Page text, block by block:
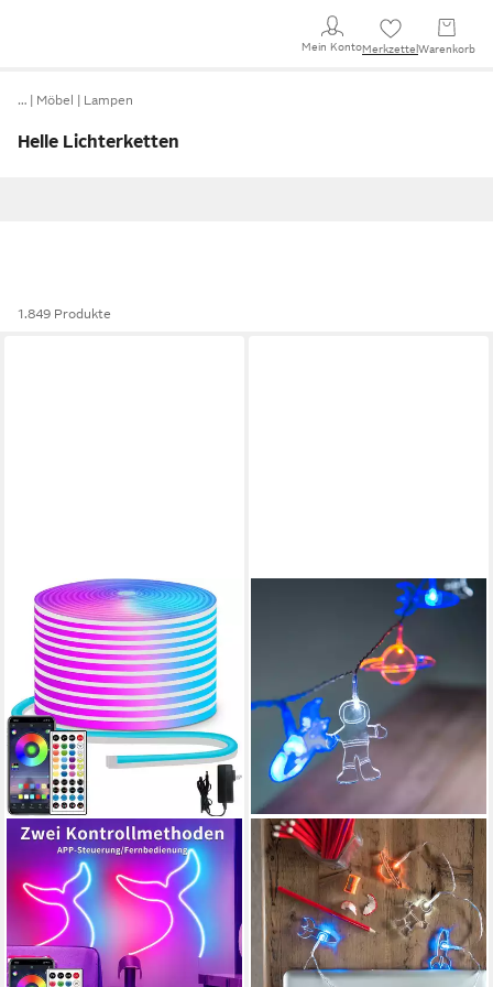
Mein KontoMerkzettel Warenkorb
… Möbel Lampen
Helle Lichterketten
1.849 Produkte